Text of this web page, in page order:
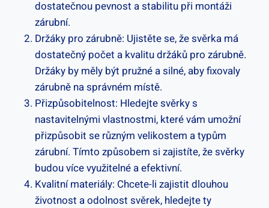
dostatečnou pevnost a stabilitu při montáži
zárubní.
Držáky pro zárubně: Ujistěte se, že svěrka má
dostatečný počet a kvalitu držáků pro zárubně.
Držáky by měly být pružné a silné, aby fixovaly
zárubně na správném místě.
Přizpůsobitelnost: Hledejte svěrky s
nastavitelnými vlastnostmi, které vám umožní
přizpůsobit se různým velikostem a typům
zárubní. Tímto způsobem si zajistíte, že svěrky
budou více využitelné a efektivní.
Kvalitní materiály: Chcete-li zajistit dlouhou
životnost a odolnost svěrek, hledejte ty